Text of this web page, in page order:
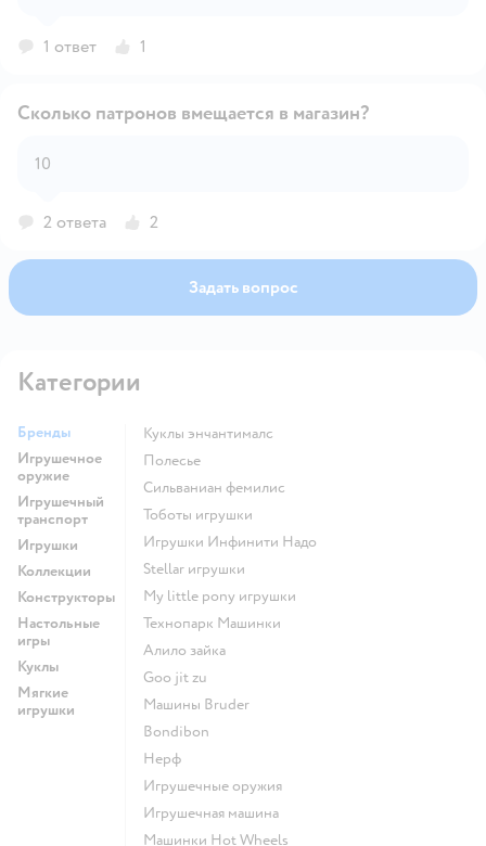
Прицеливайтесь и стреляйте: Нажмите на курок и
1 ответ 1
Сколько патронов вмещается в магазин?
10
2 ответа 2
Задать вопрос
Категории
Бренды
Игрушечное
оружие
Игрушечный
транспорт
Игрушки
Коллекции
Конструкторы
Настольные
игры
Куклы
Мягкие
игрушки
Куклы энчантималс
Полесье
Сильваниан фемилис
Тоботы игрушки
Игрушки Инфинити Надо
Stellar игрушки
my little pony игрушки
Технопарк Машинки
Алило зайка
Goo jit zu
Машины Bruder
Bondibon
Нерф
Игрушечные оружия
Игрушечная машина
Машинки Hot Wheels